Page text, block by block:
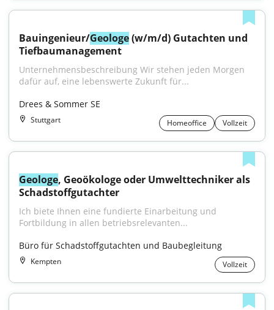
Bauingenieur/Geologe (w/m/d) Gutachten und
Tiefbaumanagement
Unternehmensbeschreibung Wir stehen jeden Morgen
dafür auf, eine lebenswerte Zukunft für...
Drees & Sommer SE
Stuttgart Homeoffice Vollzeit
Geologe, Geoökologe oder Umwelttechniker als
Schadstoffgutachter
Ich biete Ihnen eine fundierte Einarbeitung und
Fortbildung in allen betriebsrelevanten...
Büro für Schadstoffgutachten und Baubegleitung
Kempten Vollzeit